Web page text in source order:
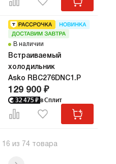
В наличии
Встраиваемый
холодильник
Asko RBC276DNC1.P
129 900 ₽
32 475 ₽ в Сплит
16 из 74 товара